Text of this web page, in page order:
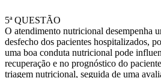
5ª QUESTÃO
O atendimento nutricional desempenha
desfecho dos pacientes hospitalizados,
uma boa conduta nutricional pode
recuperação e no prognóstico do
triagem nutricional, seguida de uma